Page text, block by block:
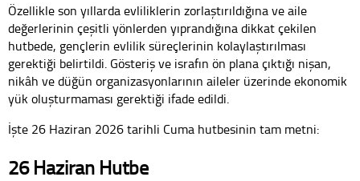
Özellikle son yıllarda evliliklerin zorlaştırıldığına ve aile
değerlerinin çeşitli yönlerden yıprandığına dikkat çekilen
hutbede, gençlerin evlilik süreçlerinin kolaylaştırılması
gerektiği belirtildi. Gösteriş ve israfın ön plana çıktığı nişan,
nikâh ve düğün organizasyonlarının aileler üzerinde ekonomik
yük oluşturmaması gerektiği ifade edildi.
İşte 26 Haziran 2026 tarihli Cuma hutbesinin tam metni:
26 Haziran Hutbe